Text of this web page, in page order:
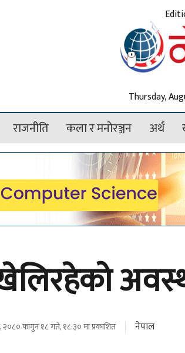
Thursday,
राजनीति कला र मनोरञ्जन अर्थ
२०८० फागुन १८ गते, १८:३० मा प्रकाशित नेपाल